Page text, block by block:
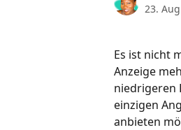
23.
Es ist nicht
Anzeige
niedrigeren
einzigen
anbieten